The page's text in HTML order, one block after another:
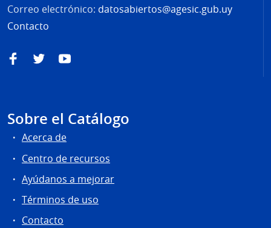
Correo electrónico: datosabiertos@agesic.gub.uy
Contacto
FacebookTwitterYouTube
Sobre el Catálogo
Acerca de
Centro de recursos
Ayúdanos a mejorar
Términos de uso
Contacto